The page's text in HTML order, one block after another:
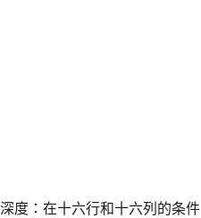
度：在十六行和十六列的条件